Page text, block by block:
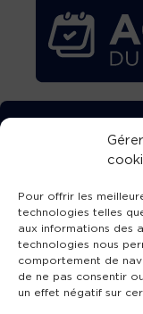
Pour offrir les
technologies telles
aux informations des
technologies nous
comportement de
de ne pas consentir
un effet négatif sur